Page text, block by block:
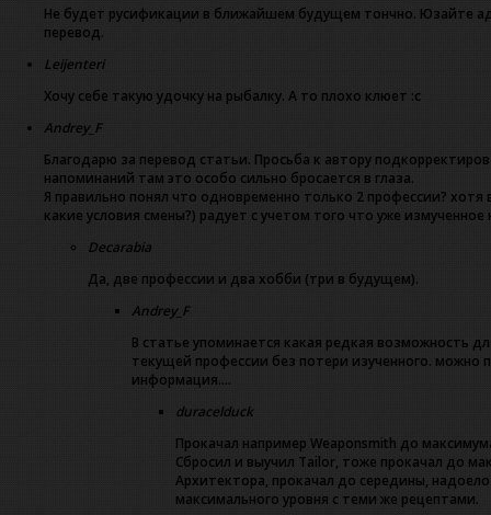
Не будет русификации в ближайшем будущем тончно. Юзайте
перевод.
Leijenteri
Хочу себе такую удочку на рыбалку. А то плохо клюет :с
Andrey_F
Благодарю за перевод статьи. Просьба к автору
напоминаний там это особо сильно бросается в глаза.
Я правильно понял что одновременно только 2 профессии?
какие условия смены?) радует с учетом того что уже измученное
Decarabia
Да, две профессии и два хобби (три в будущем).
Andrey_F
В статье упоминается какая редкая возможность
текущей профессии без потери изученного. можно
информация….
duracelduck
Прокачал например Weaponsmith до
Сбросил и выучил Tailor, тоже прокачал до
Архитектора, прокачал до середины, надоело
максимального уровня с теми же рецептами.